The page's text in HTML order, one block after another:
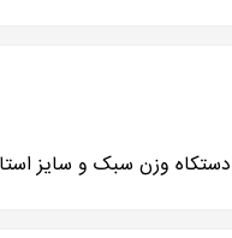
وزن سبک و سایز